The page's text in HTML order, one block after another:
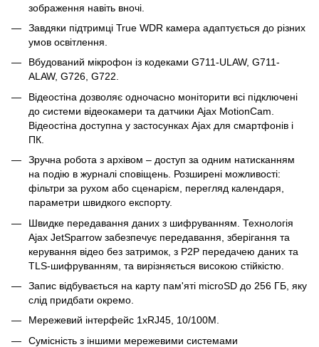
зображення навіть вночі.
Завдяки підтримці True WDR камера адаптується до різних
умов освітлення.
Вбудований мікрофон із кодеками G711-ULAW, G711-
ALAW, G726, G722.
Відеостіна дозволяє одночасно моніторити всі підключені
до системи відеокамери та датчики Ajax MotionCam.
Відеостіна доступна у застосунках Ajax для смартфонів і
ПК.
Зручна робота з архівом – доступ за одним натисканням
на подію в журналі сповіщень. Розширені можливості:
фільтри за рухом або сценарієм, перегляд календаря,
параметри швидкого експорту.
Швидке передавання даних з шифруванням. Технологія
Ajax JetSparrow забезпечує передавання, зберігання та
керування відео без затримок, з P2P передачею даних та
TLS-шифруванням, та вирізняється високою стійкістю.
Запис відбувається на карту пам'яті microSD до 256 ГБ, яку
слід придбати окремо.
Мережевий інтерфейс 1хRJ45, 10/100M.
Сумісність з іншими мережевими системами